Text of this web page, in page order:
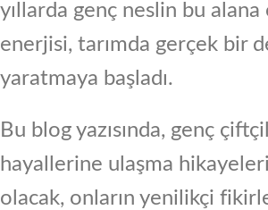
yıllarda genç neslin bu
enerjisi, tarımda gerçek bir
yaratmaya başladı.
Bu blog yazısında, genç
hayallerine ulaşma
olacak, onların yenilikçi